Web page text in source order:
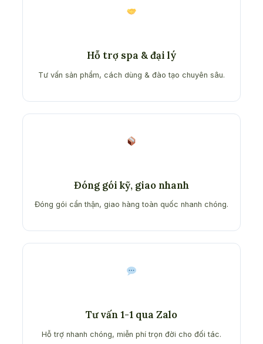
Hỗ trợ spa & đại lý
Tư vấn sản phẩm, cách dùng & đào tạo chuyên sâu.
Đóng gói kỹ, giao nhanh
Đóng gói cẩn thận, giao hàng toàn quốc nhanh chóng.
Tư vấn 1-1 qua Zalo
Hỗ trợ nhanh chóng, miễn phí trọn đời cho đối tác.